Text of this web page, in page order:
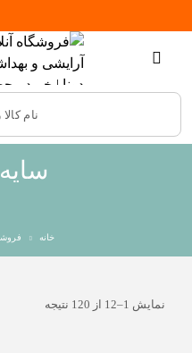
خانه
نمایش 1–12 از 120 نتیجه